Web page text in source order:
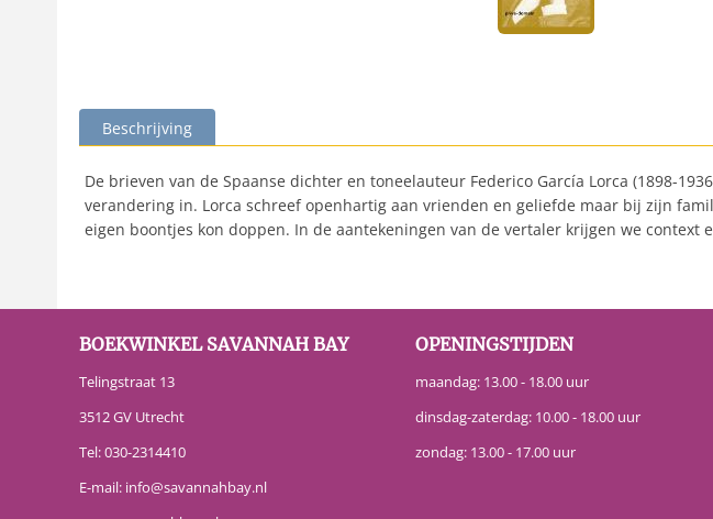
Beschrijving
De brieven van de Spaanse dichter en toneelauteur Federico García Lorca (1898-
verandering in. Lorca schreef openhartig aan vrienden en geliefde maar bij zijn
eigen boontjes kon doppen. In de aantekeningen van de vertaler krijgen we context
BOEKWINKEL SAVANNAH BAY
Telingstraat 13
3512 GV Utrecht
Tel:030-2314410
E-mail: info@savannahbay.nl
OPENINGSTIJDEN
maandag: 13.00 - 18.00 uur
dinsdag-zaterdag: 10.00 - 18.00 uur
zondag: 13.00 - 17.00 uur